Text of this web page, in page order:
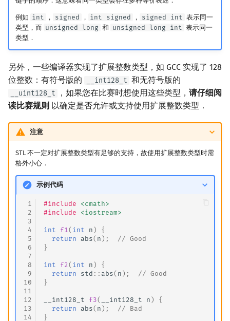
例如 int ， signed ， int signed ， signed int 表示同一
类型，而 unsigned long 和 unsigned long int 表示同一
类型．
另外，一些编译器实现了扩展整数类型，如 GCC 实现了 128
位整数：有符号版的
__int128_t 和无符号版的
__uint128_t ，如果您在比赛时想使用这些类型， 请仔细阅
读比赛规则 以确定是否允许或支持使用扩展整数类型．
注意
STL 不一定对扩展整数类型有足够的支持，故使用扩展整数类型时需
格外小心．
示例代码
1
2
3
4
5
6
7
8
9
10
11
12
13
14
#include
<cmath>
#include
<iostream>
int f1( int n )
{
return
abs( n );
// Good
}
int f2( int n )
{
return
std :: abs( n );
// Good
}
__int128_t f3( __int128_t n )
{
return
abs( n );
// Bad
}